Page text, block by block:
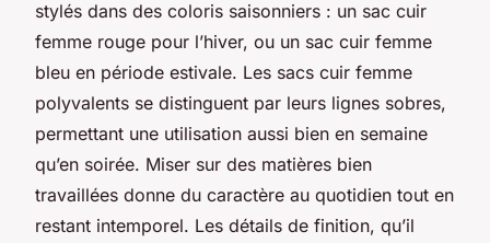
stylés dans des coloris saisonniers : un sac cuir
femme rouge pour l’hiver, ou un sac cuir femme
bleu en période estivale. Les sacs cuir femme
polyvalents se distinguent par leurs lignes sobres,
permettant une utilisation aussi bien en semaine
qu’en soirée. Miser sur des matières bien
travaillées donne du caractère au quotidien tout en
restant intemporel. Les détails de finition, qu’il